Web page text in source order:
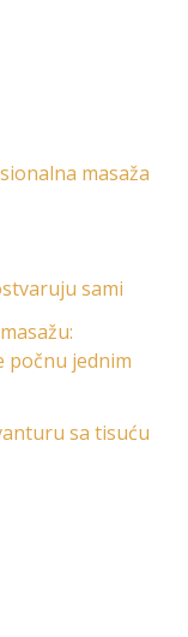
masaža
sami
počnu jednim
sa tisuću